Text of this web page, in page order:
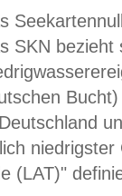
SKN
(LAT)"